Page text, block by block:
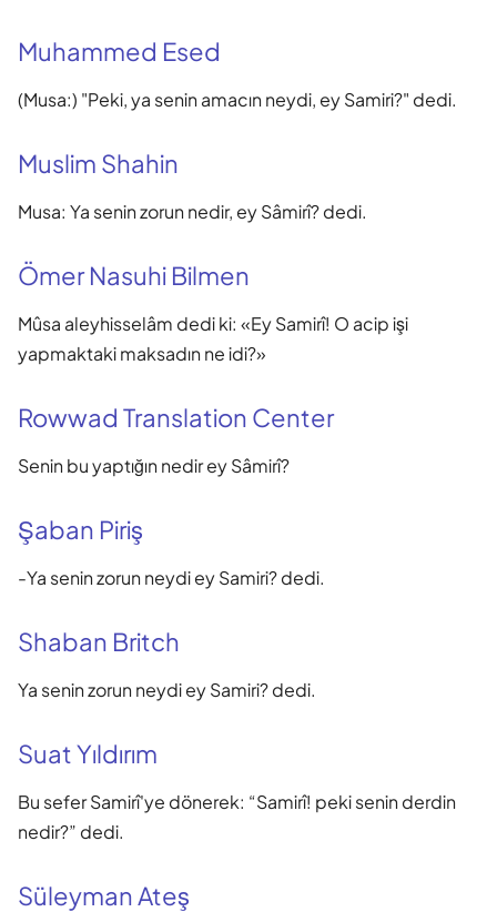
Muhammed Esed
(Musa:) "Peki, ya senin amacın neydi, ey Samiri?" dedi.
Muslim Shahin
Musa: Ya senin zorun nedir, ey Sâmirî? dedi.
Ömer Nasuhi Bilmen
Mûsa aleyhisselâm dedi ki: «Ey Samirî! O acip işi
yapmaktaki maksadın ne idi?»
Rowwad Translation Center
Senin bu yaptığın nedir ey Sâmirî?
Şaban Piriş
-Ya senin zorun neydi ey Samiri? dedi.
Shaban Britch
Ya senin zorun neydi ey Samiri? dedi.
Suat Yıldırım
Bu sefer Samirî'ye dönerek: “Samirî! peki senin derdin
nedir?” dedi.
Süleyman Ateş